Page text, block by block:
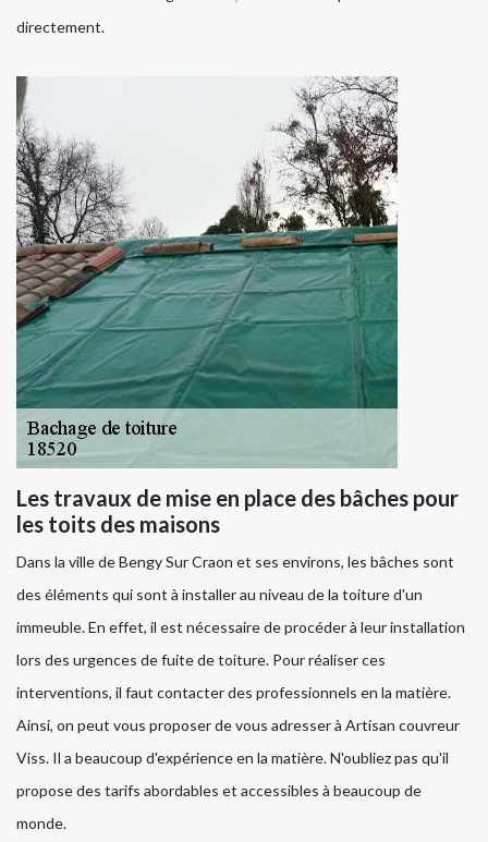
directement.
Les travaux de mise en place des bâches pour
les toits des maisons
Dans la ville de Bengy Sur Craon et ses environs, les bâches sont
des éléments qui sont à installer au niveau de la toiture d'un
immeuble. En effet, il est nécessaire de procéder à leur installation
lors des urgences de fuite de toiture. Pour réaliser ces
interventions, il faut contacter des professionnels en la matière.
Ainsi, on peut vous proposer de vous adresser à Artisan couvreur
Viss. Il a beaucoup d'expérience en la matière. N'oubliez pas qu'il
propose des tarifs abordables et accessibles à beaucoup de
monde.